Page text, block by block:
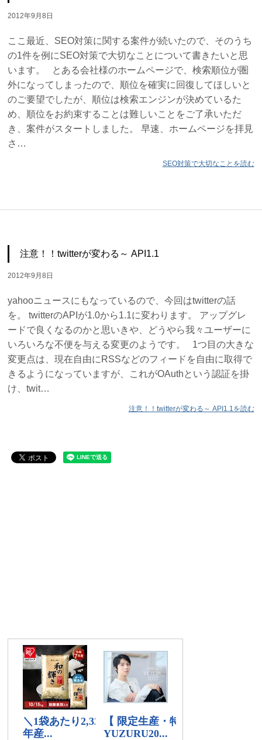
2012年9月8日
ここ最近、SEO対策に関する案件が続いたので、そのうち
の1件を例にSEO対策で大切なことについて書きたいと思
います。 とある会社様のホームページで、検索順位が圏
外になってしまったので、順位を確実に回復してほしいと
のご要望でしたが、順位は検索エンジンが決めているた
め、順位をお約束することは難しいことをご了承いただ
き、案件がスタートしました。 早速、ホームページを拝見
さ…
SEO対策で大切なことを読む
注意！！twitterが変わる～ API1.1
2012年9月8日
yahooニュースにもなっているので、今回はtwitterの話
を。 twitterのAPIが1.0から1.1に変わります。 アップグレ
ードで良くなるのかと思いきや、どうやら我々ユーザーに
いろいろな不便を与える変更のようです。 1つ目の大きな
変更点は、現在自由にRSSなどのフィードを自由に取得で
きるようになっていますが、これがOAuthという認証を掛
け、twit…
注意！！twitterが変わる～ API1.1を読む